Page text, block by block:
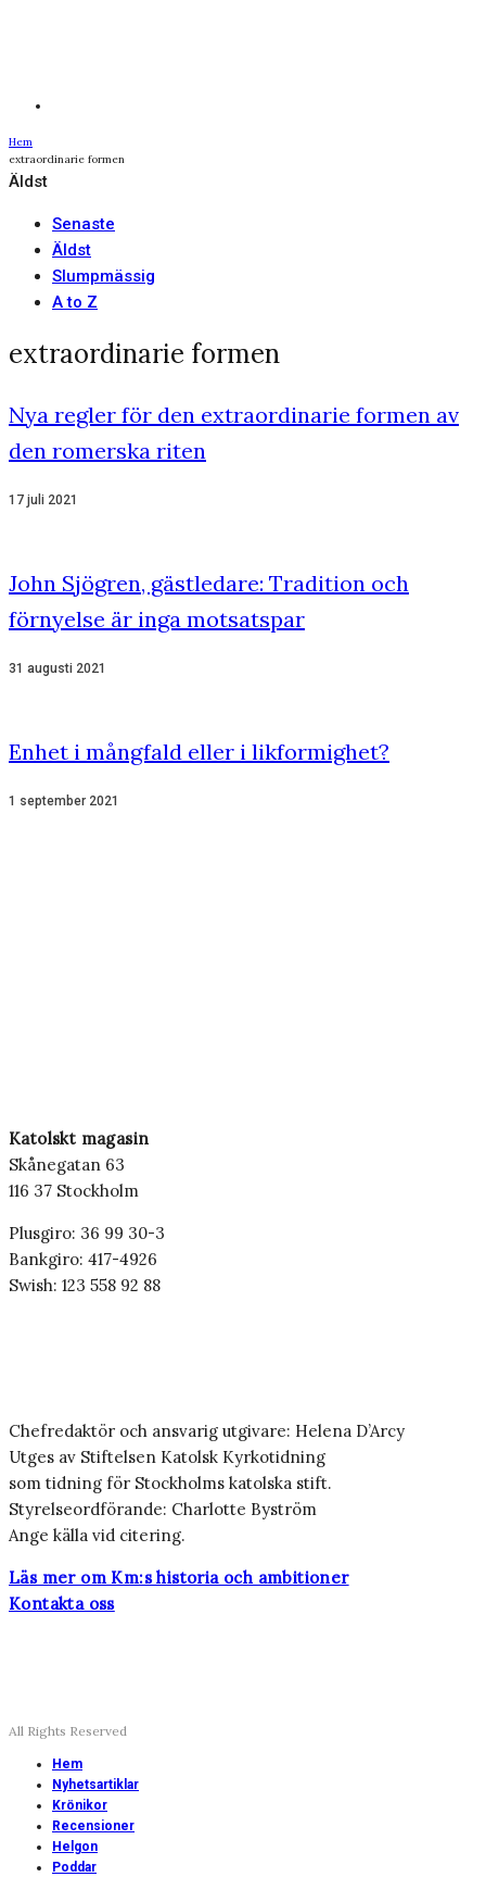
Hem
extraordinarie formen
Äldst
Senaste
Äldst
Slumpmässig
A to Z
extraordinarie formen
Nya regler för den extraordinarie formen av
den romerska riten
17 juli 2021
John Sjögren, gästledare: Tradition och
förnyelse är inga motsatspar
31 augusti 2021
Enhet i mångfald eller i likformighet?
1 september 2021
Katolskt magasin
Skånegatan 63
116 37 Stockholm
Plusgiro: 36 99 30-3
Bankgiro: 417-4926
Swish: 123 558 92 88
Chefredaktör och ansvarig utgivare: Helena D’Arcy
Utges av Stiftelsen Katolsk Kyrkotidning
som tidning för Stockholms katolska stift.
Styrelseordförande: Charlotte Byström
Ange källa vid citering.
Läs mer om Km:s historia och ambitioner
Kontakta oss
All Rights Reserved
Hem
Nyhetsartiklar
Krönikor
Recensioner
Helgon
Poddar